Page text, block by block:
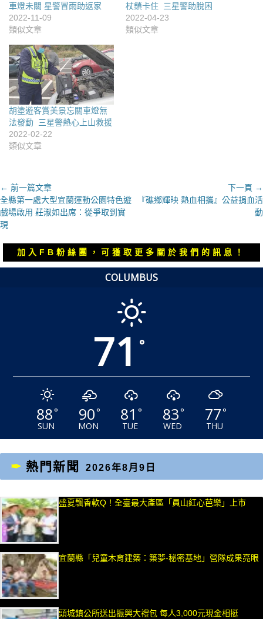
車燈未關 星警冒雨助返家
2022-11-09
類似文章
杖鎖卡住 三星警助脫困
2022-04-23
類似文章
胡塗遊客賞美景忘關車燈無
法發動 三星警熱心上山救援
2022-02-22
類似文章
文
章
導
覽
← 前一篇文章
上
一
篇
全縣第一處大型宜蘭運動公園特色遊
戲場啟用 莊淑如出席：從爭取到實
現
下一頁 →
下
章：
『礁鄉輝映 熱血相攜』公益捐血活
動
加入FB粉絲團，可獲取更多關於我們的訊息！
COLUMBUS
71 °
88°
SUN
90°
MON
81 °
TUE
83°
WED
77°
THU
熱門新聞 2026年8月9日
盛夏飄香軟Q！全臺最大產區「員山紅心芭樂」上市
宜蘭縣「兒童木育建築：築夢-秘密基地」營隊成果亮眼
頭城鎮公所送出振興大禮包 每人3,000元現金相挺